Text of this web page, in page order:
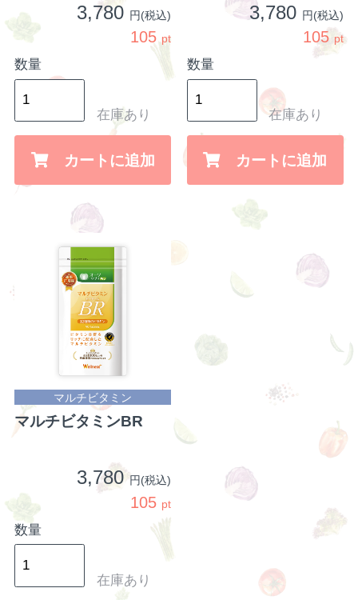
3,780 円(税込)
105pt
数量
在庫あり
カートに追加
3,780 円(税込)
105 pt
数量
在庫あり
カートに追加
マルチビタミン
マルチビタミンBR
3,780円(税込)
105 pt
数量
在庫あり